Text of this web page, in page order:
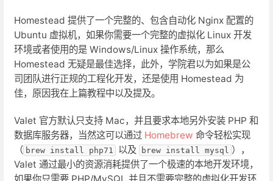
Homestead 提供了一个完整的、包含自动化 Nginx 配置的
Ubuntu 虚拟机，如果你需要一个完整的虚拟化 Linux 开发
环境或者使用的是 Windows/Linux 操作系统，那么
Homestead 无疑是最佳选择，此外，学院君以为如果是公
司团队进行正规的工程化开发，还是使用 Homestead 为
佳，原因我在上篇教程中以及提及。
Valet 官方默认只支持 Mac，并且要求本地另外安装 PHP 和
数据库服务器，当然这可以通过 Homebrew 命令轻松实现
（ brew install php71 以及 brew install mysql ），
Valet 通过最小的资源消耗提供了一个极速的本地开发环境，